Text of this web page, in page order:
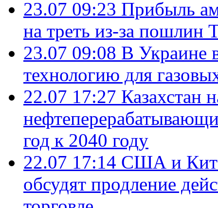
23.07 09:23 Прибыль
на треть из-за пошлин
23.07 09:08 В Украине
технологию для
22.07 17:27 Казахстан
год к 2040 году
22.07 17:14 США и
обсудят продление